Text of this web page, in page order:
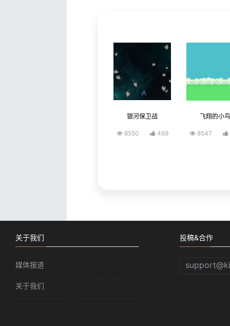
银河保卫战
8550 469
飞翔的小鸟
8547
关于我们
媒体报道
关于我们
投稿&合作